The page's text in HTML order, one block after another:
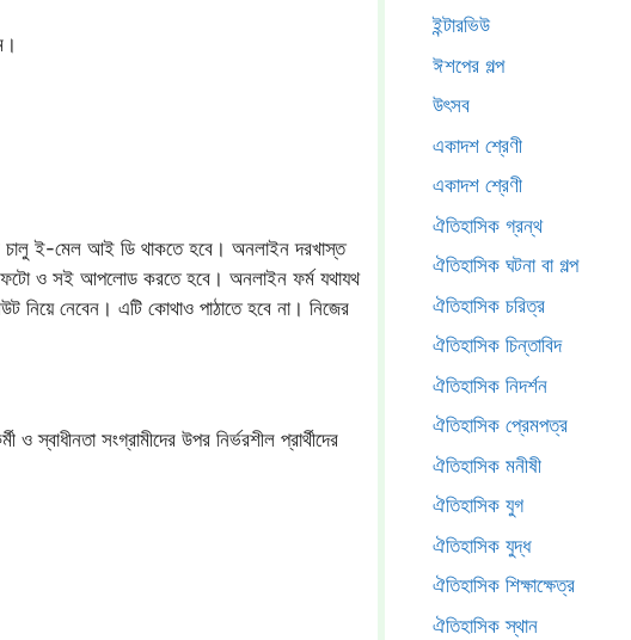
ই-মেল আই ডি থাকতে হবে। অনলাইন দরখাস্ত
ফটো ও সই আপলোড করতে হবে। অনলাইন ফর্ম যথাযথ
নিয়ে নেবেন। এটি কোথাও পাঠাতে হবে না। নিজের
স্বাধীনতা সংগ্রামীদের উপর নির্ভরশীল প্রার্থীদের
ইন্টারভিউ
ঈশপের গল্প
উৎসব
একাদশ শ্রেণী
একাদশ শ্রেণী
ঐতিহাসিক গ্রন্থ
ঐতিহাসিক ঘটনা বা গল্প
ঐতিহাসিক চরিত্র
ঐতিহাসিক চিন্তাবিদ
ঐতিহাসিক নিদর্শন
ঐতিহাসিক প্রেমপত্র
ঐতিহাসিক মনীষী
ঐতিহাসিক যুগ
ঐতিহাসিক যুদ্ধ
ঐতিহাসিক শিক্ষাক্ষেত্র
ঐতিহাসিক স্থান